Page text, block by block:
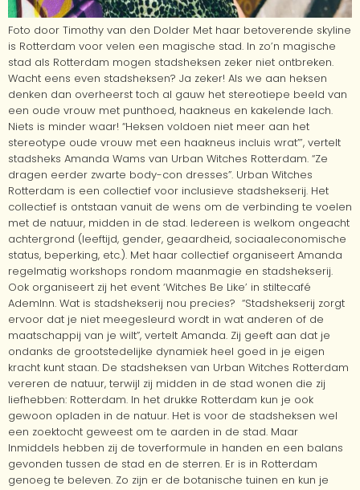
Foto door Timothy van den Dolder Met haar betoverende skyline
is Rotterdam voor velen een magische stad. In zo’n magische
stad als Rotterdam mogen stadsheksen zeker niet ontbreken.
Wacht eens even stadsheksen? Ja zeker! Als we aan heksen
denken dan overheerst toch al gauw het stereotiepe beeld van
een oude vrouw met punthoed, haakneus en kakelende lach.
Niets is minder waar! “Heksen voldoen niet meer aan het
stereotype oude vrouw met een haakneus incluis wrat”’, vertelt
stadsheks Amanda Wams van Urban Witches Rotterdam. “Ze
dragen eerder zwarte body-con dresses”. Urban Witches
Rotterdam is een collectief voor inclusieve stadshekserij. Het
collectief is ontstaan vanuit de wens om de verbinding te voelen
met de natuur, midden in de stad. Iedereen is welkom ongeacht
achtergrond (leeftijd, gender, geaardheid, sociaaleconomische
status, beperking, etc.). Met haar collectief organiseert Amanda
regelmatig workshops rondom maanmagie en stadshekserij.
Ook organiseert zij het event ‘Witches Be Like’ in stiltecafé
AdemInn. Wat is stadshekserij nou precies? “Stadshekserij zorgt
ervoor dat je niet meegesleurd wordt in wat anderen of de
maatschappij van je wilt”, vertelt Amanda. Zij geeft aan dat je
ondanks de grootstedelijke dynamiek heel goed in je eigen
kracht kunt staan. De stadsheksen van Urban Witches Rotterdam
vereren de natuur, terwijl zij midden in de stad wonen die zij
liefhebben: Rotterdam. In het drukke Rotterdam kun je ook
gewoon opladen in de natuur. Het is voor de stadsheksen wel
een zoektocht geweest om te aarden in de stad. Maar
Inmiddels hebben zij de toverformule in handen en een balans
gevonden tussen de stad en de sterren. Er is in Rotterdam
genoeg te beleven. Zo zijn er de botanische tuinen en kun je